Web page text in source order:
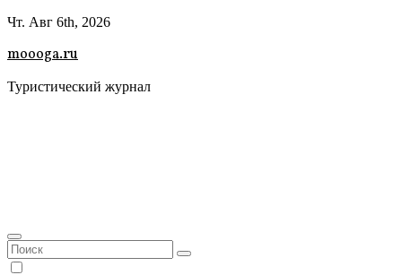
Чт. Авг 6th, 2026
moooga.ru
Туристический журнал